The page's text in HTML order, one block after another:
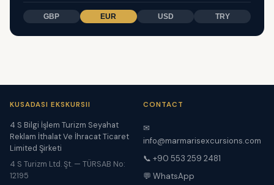
GBP EUR USD TRY
KUSADASI EKSKURSII
4 S Bilgi İşlem Turizm Seyahat
Reklam İthalat Ve İhracat Ticaret
Limited Şirketi
4 S Turizm Ltd. Şt. — TÜRSAB No:
12195
CONTACT
✉
info@marmarisexcursions.com
📞 +90 553 259 2481
💬 WhatsApp